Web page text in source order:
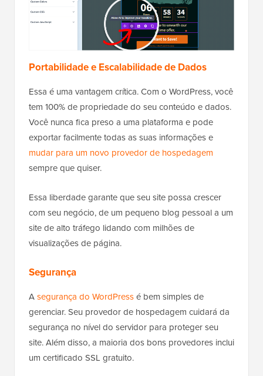
Portabilidade e Escalabilidade de Dados
Essa é uma vantagem crítica. Com o WordPress, você
tem 100% de propriedade do seu conteúdo e dados.
Você nunca fica preso a uma plataforma e pode
exportar facilmente todas as suas informações e
mudar para um novo provedor de hospedagem
sempre que quiser.
Essa liberdade garante que seu site possa crescer
com seu negócio, de um pequeno blog pessoal a um
site de alto tráfego lidando com milhões de
visualizações de página.
Segurança
Asegurança do WordPressé bem simples de
gerenciar. Seu provedor de hospedagem cuidará da
segurança no nível do servidor para proteger seu
site. Além disso, a maioria dos bons provedores inclui
um certificado SSL gratuito.